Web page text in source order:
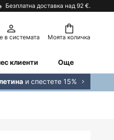
Безплатна доставка над 92 €.
Моята количка
в системата
клиенти Още
и спестете 15%